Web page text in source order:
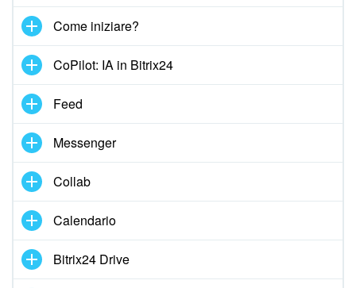
Flussi di lavoro
Marketing
Gestione inventario
Telefonia
Mio profilo
Impostazioni
Enterprise
Come iniziare?
CoPilot: IA in Bitrix24
Feed
Messenger
Collab
Calendario
Bitrix24 Drive